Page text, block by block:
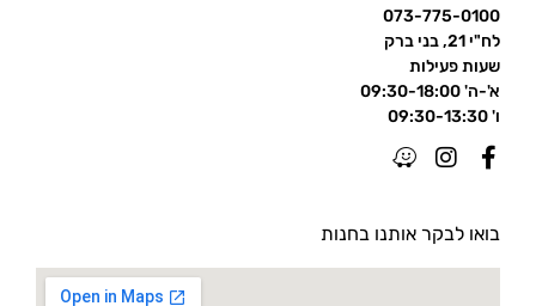
073-775-0100
לח"י 21, בני ברק
שעות פעילות
א'-ה' 09:30-18:00
ו' 09:30-13:30
בואו לבקר אותנו בחנות